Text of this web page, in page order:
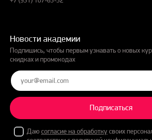
Новости академии
Подпишись, чтобы первым узнавать о новых
скидках и промокодах
Подписаться
Даюсогласие на обработкусвоих